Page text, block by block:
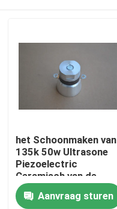
Huis
Producten
het Schoonmaken van
135k 50w Ultrasone
Piezoelectric
Ceramisch van de
Omvormerefficiency
Aanvraag sturen